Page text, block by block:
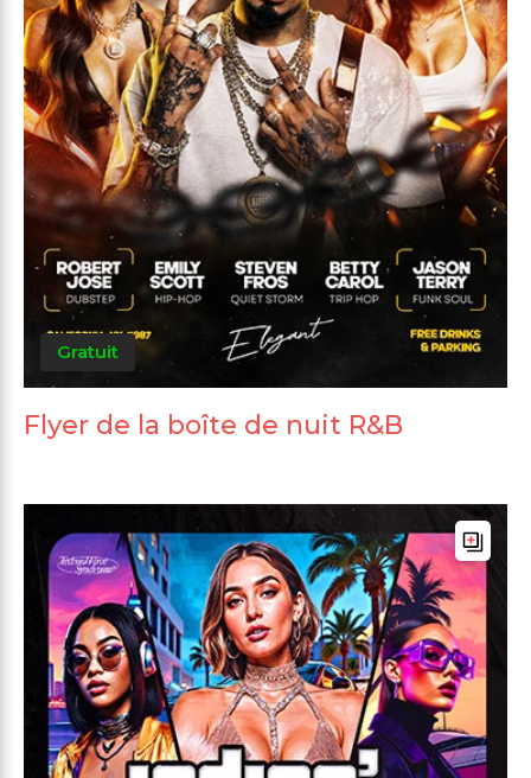
Gratuit
Flyer de la boîte de nuit R&B